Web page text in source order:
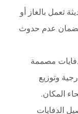
تعمل بالغاز أو
لضمان عدم حدوث
مصممة
وتوزيع
المكان.
الدفايات